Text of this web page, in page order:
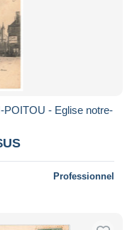
- Eglise notre-
Professionnel